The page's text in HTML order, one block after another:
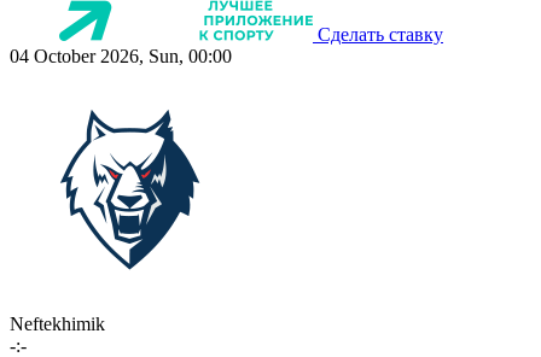
Сделать ставку
04 October 2026, Sun, 00:00
Neftekhimik
-:-